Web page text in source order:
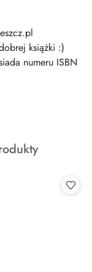
książki :)
numeru ISBN